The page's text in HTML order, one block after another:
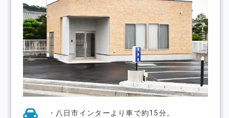
・八日市インターより車で約15分。